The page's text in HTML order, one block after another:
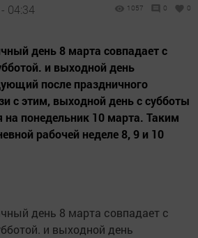
04:34 1057 0 0
день 8 марта совпадает с
и выходной день
после праздничного
с этим, выходной день с субботы
на понедельник 10 марта. Таким
рабочей неделе 8, 9 и 10
день 8 марта совпадает с
и выходной день